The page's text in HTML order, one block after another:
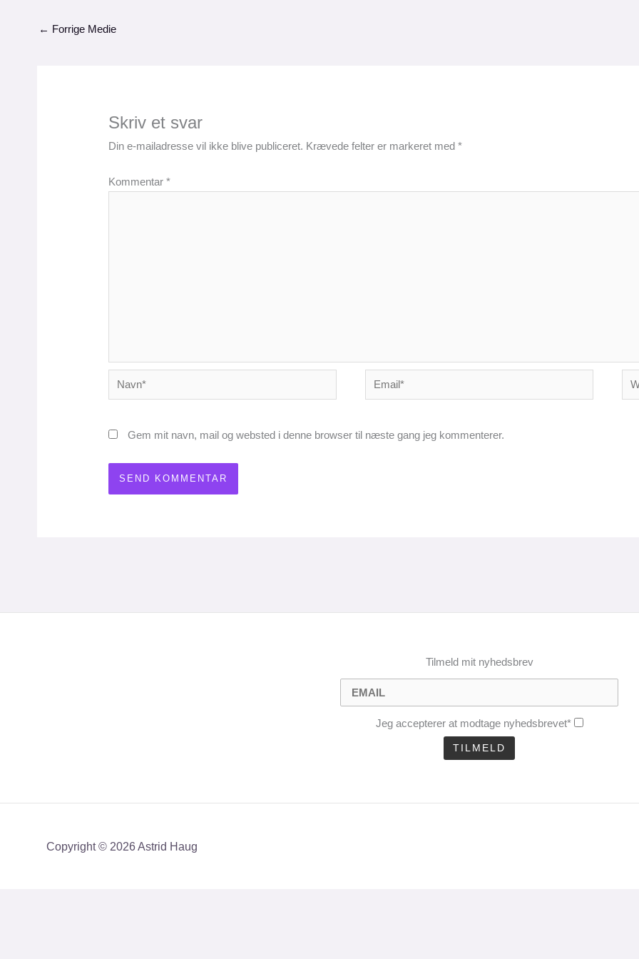
← Forrige Medie
Skriv et svar
Din e-mailadresse vil ikke blive publiceret. Krævede felter er markeret med*
Kommentar*
Navn* Email*
Gem mit navn, mail og websted i denne browser til næste gang jeg kommenterer.
Tilmeld mit nyhedsbrev
Jeg accepterer at modtage nyhedsbrevet*
Copyright © 2026 Astrid Haug